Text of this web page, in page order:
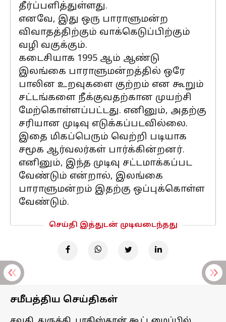
தீர்ப்பளித்துள்ளது.
எனவே, இது ஒரு பாராளுமன்ற
விவாதத்திற்கும் வாக்கெடுப்பிற்கும்
வழி வகுக்கும்.
கடைசியாக 1995 ஆம் ஆண்டு
இலங்கை பாராளுமன்றத்தில் ஒரே
பாலின உறவுகளை குற்றம் என கூறும்
சட்டங்களை நீக்குவதற்கான முயற்சி
மேற்கொள்ளப்பட்டது. எனினும், அதற்கு
சரியான முடிவு எடுக்கப்படவில்லை.
இதை மிகப்பெரும் வெற்றி படியாக
சமூக ஆர்வலர்கள் பார்க்கின்றனர்.
எனினும், இந்த முடிவு சட்டமாக்கப்பட
வேண்டும் என்றால், இலங்கை
பாராளுமன்றம் இதற்கு ஒப்புக்கொள்ள
வேண்டும்.
செய்தி இத்துடன் முடிவடைந்தது
சமீபத்திய செய்திகள்